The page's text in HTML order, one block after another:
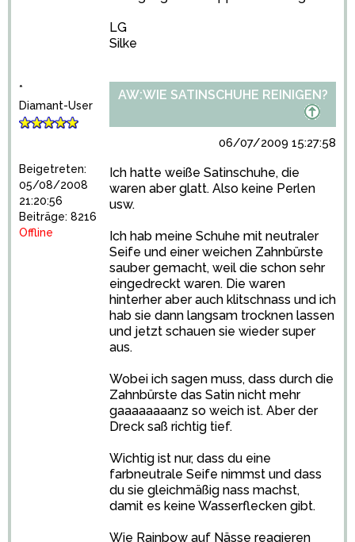
LG
Silke
*
Diamant-User
Beigetreten:
05/08/2008
21:20:56
Beiträge: 8216
Offline
AW:WIE SATINSCHUHE REINIGEN?
06/07/2009 15:27:58
Ich hatte weiße Satinschuhe, die
waren aber glatt. Also keine Perlen
usw.
Ich hab meine Schuhe mit neutraler
Seife und einer weichen Zahnbürste
sauber gemacht, weil die schon sehr
eingedreckt waren. Die waren
hinterher aber auch klitschnass und ich
hab sie dann langsam trocknen lassen
und jetzt schauen sie wieder super
aus.
Wobei ich sagen muss, dass durch die
Zahnbürste das Satin nicht mehr
gaaaaaaaanz so weich ist. Aber der
Dreck saß richtig tief.
Wichtig ist nur, dass du eine
farbneutrale Seife nimmst und dass
du sie gleichmäßig nass machst,
damit es keine Wasserflecken gibt.
Wie Rainbow auf Nässe reagieren